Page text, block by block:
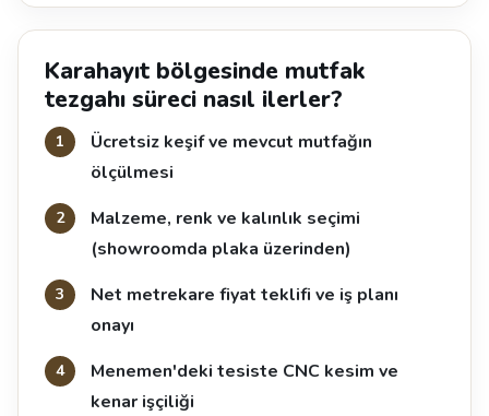
Karahayıt bölgesinde mutfak
tezgahı süreci nasıl ilerler?
Ücretsiz keşif ve mevcut mutfağın
ölçülmesi
Malzeme, renk ve kalınlık seçimi
(showroomda plaka üzerinden)
Net metrekare fiyat teklifi ve iş planı
onayı
Menemen'deki tesiste CNC kesim ve
kenar işçiliği